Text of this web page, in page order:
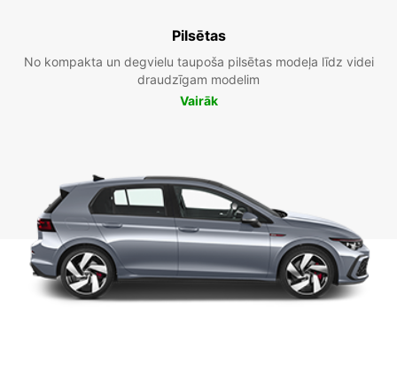
Pilsētas
No kompakta un degvielu taupoša pilsētas modeļa līdz videi
draudzīgam modelim
Vairāk